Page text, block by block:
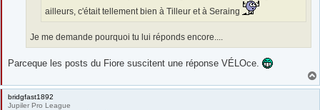
ailleurs, c'était tellement bien à Tilleur et à Seraing
Je me demande pourquoi tu lui réponds encore....
Parceque les posts du Fiore suscitent une réponse VÉLOce.
bridgfast1892
Jupiler Pro League